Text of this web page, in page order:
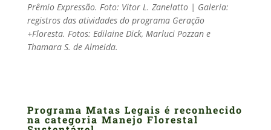
Prêmio Expressão. Foto: Vitor L. Zanelatto | Galeria:
registros das atividades do programa Geração
+Floresta. Fotos: Edilaine Dick, Marluci Pozzan e
Thamara S. de Almeida.
Programa Matas Legais é reconhecido
na categoria Manejo Florestal